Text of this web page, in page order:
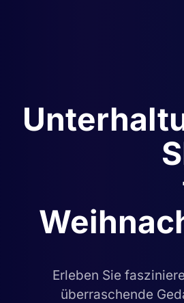
Erleben Sie
überraschende